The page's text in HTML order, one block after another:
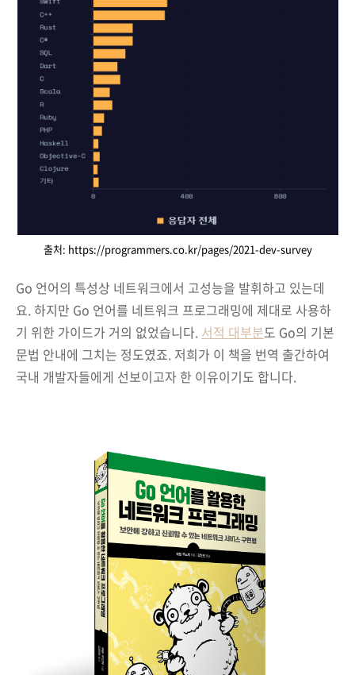
출처: https://programmers.co.kr/pages/2021-dev-survey
Go 언어의 특성상 네트워크에서 고성능을 발휘하고 있는데
요. 하지만 Go 언어를 네트워크 프로그래밍에 제대로 사용하
기 위한 가이드가 거의 없었습니다. 서적 대부분도 Go의 기본
문법 안내에 그치는 정도였죠. 저희가 이 책을 번역 출간하여
국내 개발자들에게 선보이고자 한 이유이기도 합니다.